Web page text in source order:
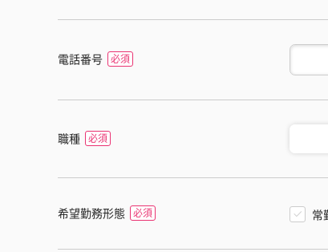
電話番号
職種
希望勤務形態 常